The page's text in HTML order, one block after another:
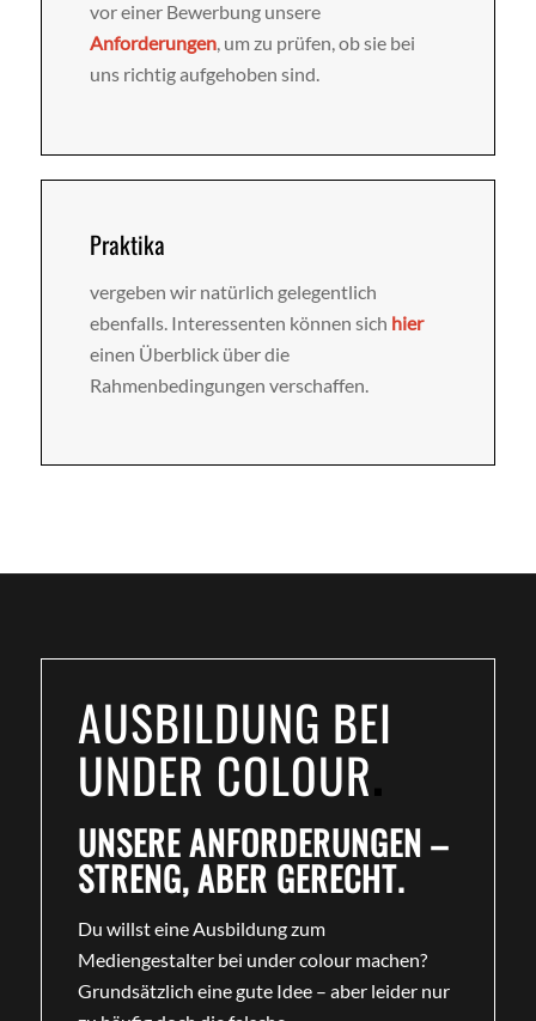
vor einer Bewerbung unsere
Anforderungen, um zu prüfen, ob sie bei
uns richtig aufgehoben sind.
Praktika
vergeben wir natürlich gelegentlich
ebenfalls. Interessenten können sich hier
einen Überblick über die
Rahmenbedingungen verschaffen.
AUSBILDUNG BEI
UNDER COLOUR.
UNSERE ANFORDERUNGEN –
STRENG, ABER GERECHT.
Du willst eine Ausbildung zum
Mediengestalter bei under colour machen?
Grundsätzlich eine gute Idee – aber leider nur